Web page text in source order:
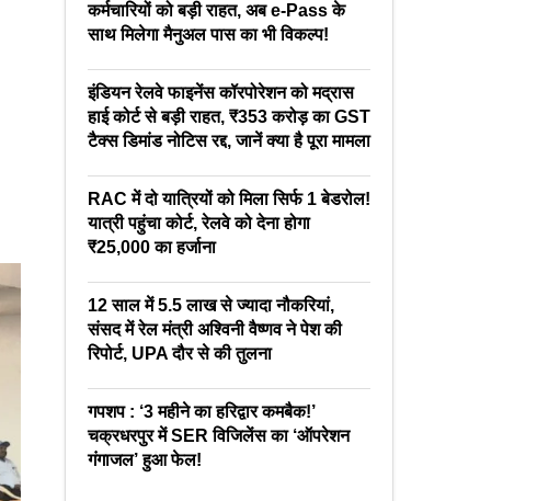
कर्मचारियों को बड़ी राहत, अब e-Pass के
साथ मिलेगा मैनुअल पास का भी विकल्प!
इंडियन रेलवे फाइनेंस कॉरपोरेशन को मद्रास
हाई कोर्ट से बड़ी राहत, ₹353 करोड़ का GST
टैक्स डिमांड नोटिस रद्द, जानें क्या है पूरा मामला
RAC में दो यात्रियों को मिला सिर्फ 1 बेडरोल!
यात्री पहुंचा कोर्ट, रेलवे को देना होगा
₹25,000 का हर्जाना
12 साल में 5.5 लाख से ज्यादा नौकरियां,
संसद में रेल मंत्री अश्विनी वैष्णव ने पेश की
रिपोर्ट, UPA दौर से की तुलना
गपशप : ‘3 महीने का हरिद्वार कमबैक!’
चक्रधरपुर में SER विजिलेंस का ‘ऑपरेशन
गंगाजल’ हुआ फेल!